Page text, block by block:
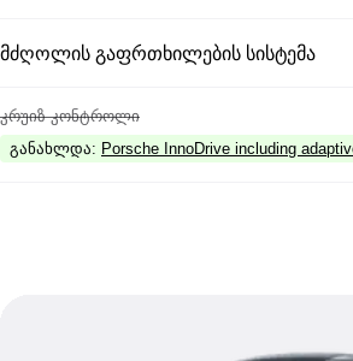
მძღოლის გაფრთხილების სისტემა
კრუიზ კონტროლი
განახლდა: Porsche InnoDrive including